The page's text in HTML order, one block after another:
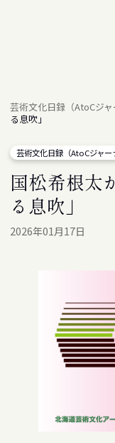
芸術文化日録（AtoCジャ
る息吹」
芸術文化日録（AtoCジャー
国松希根太
る息吹」
2026年01月17日